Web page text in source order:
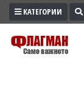
ПРОМО
ЗОНА
КАТЕГОРИИ